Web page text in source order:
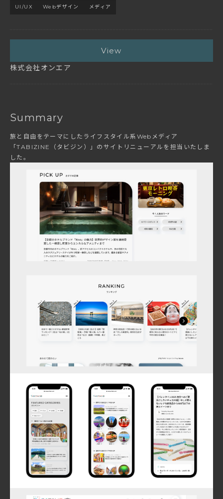
UI/UX Webデザイン メディア
View
株式会社オンエア
Summary
旅と自由をテーマにしたライフスタイル系Webメディア
「TABIZINE（タビジン）」のサイトリニューアルを担当いたしま
した。